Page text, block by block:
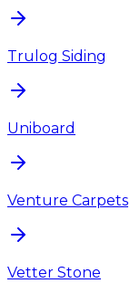
Trulog Siding
Uniboard
Venture Carpets
Vetter Stone